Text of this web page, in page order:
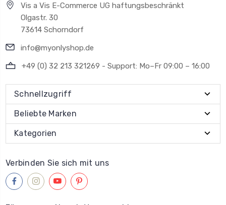
Vis a Vis E-Commerce UG haftungsbeschränkt
Olgastr. 30
73614 Schorndorf
info@myonlyshop.de
+49 (0) 32 213 321269 - Support: Mo–Fr 09:00 – 16:00
Schnellzugriff
Beliebte Marken
Kategorien
Verbinden Sie sich mit uns